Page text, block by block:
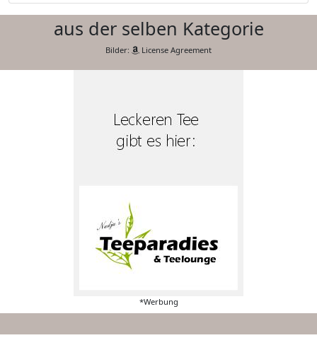
aus der selben Kategorie
Bilder: License Agreement
*Werbung